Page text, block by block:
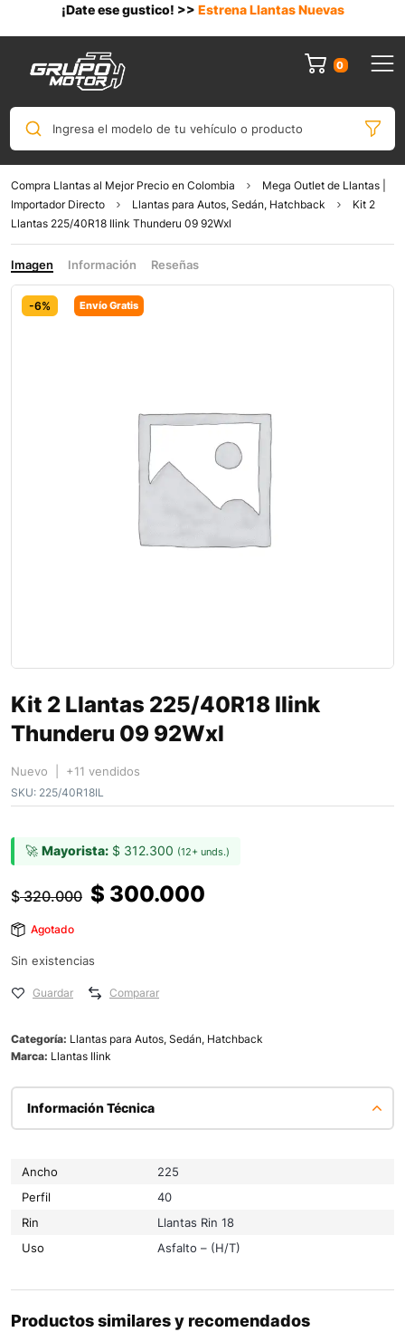
¡Date ese gustico! >> Estrena Llantas Nuevas
0
Ingresa el modelo de tu vehículo o producto
Compra Llantas al Mejor Precio en Colombia
Mega Outlet de Llantas |
Importador Directo
Llantas para Autos, Sedán, Hatchback
Kit 2
Llantas 225/40R18 Ilink Thunderu 09 92Wxl
Imagen Información Reseñas
-6% Envío Gratis
Kit 2 Llantas 225/40R18 Ilink
Thunderu 09 92Wxl
Nuevo | +11 vendidos
SKU: 225/40R18IL
🚀 Mayorista: $ 312.300 (12+ unds.)
$320.000 $ 300.000
Agotado
Sin existencias
Guardar Comparar
Categoría: Llantas para Autos, Sedán, Hatchback
Marca: Llantas Ilink
Información Técnica
Ancho
225
Perfil
40
Rin
Llantas Rin 18
Uso
Asfalto – (H/T)
Productos similares y recomendados